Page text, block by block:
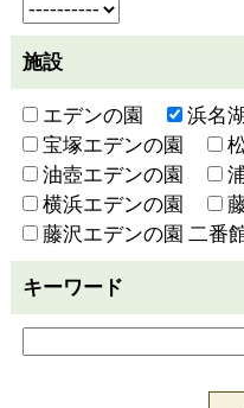
施設
エデンの園
浜名
宝塚エデンの園
油壺エデンの園
横浜エデンの園
藤沢エデンの園 二番
キーワード